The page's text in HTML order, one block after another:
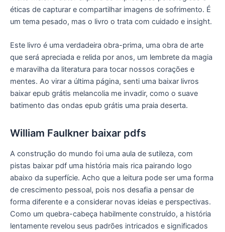
éticas de capturar e compartilhar imagens de sofrimento. É
um tema pesado, mas o livro o trata com cuidado e insight.
Este livro é uma verdadeira obra-prima, uma obra de arte
que será apreciada e relida por anos, um lembrete da magia
e maravilha da literatura para tocar nossos corações e
mentes. Ao virar a última página, senti uma baixar livros
baixar epub grátis melancolia me invadir, como o suave
batimento das ondas epub grátis uma praia deserta.
William Faulkner baixar pdfs
A construção do mundo foi uma aula de sutileza, com
pistas baixar pdf uma história mais rica pairando logo
abaixo da superfície. Acho que a leitura pode ser uma forma
de crescimento pessoal, pois nos desafia a pensar de
forma diferente e a considerar novas ideias e perspectivas.
Como um quebra-cabeça habilmente construído, a história
lentamente revelou seus padrões intricados e significados